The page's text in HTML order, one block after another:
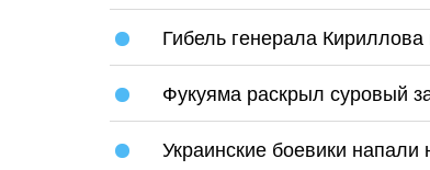
Гибель генерала
Фукуяма раскрыл суровый
Украинские боевики напали